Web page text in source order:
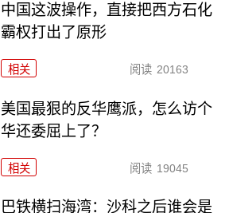
中国这波操作，直接把西方石化
霸权打出了原形
相关 阅读 20163
美国最狠的反华鹰派，怎么访个
华还委屈上了？
相关 阅读 19045
巴铁横扫海湾：沙科之后谁会是